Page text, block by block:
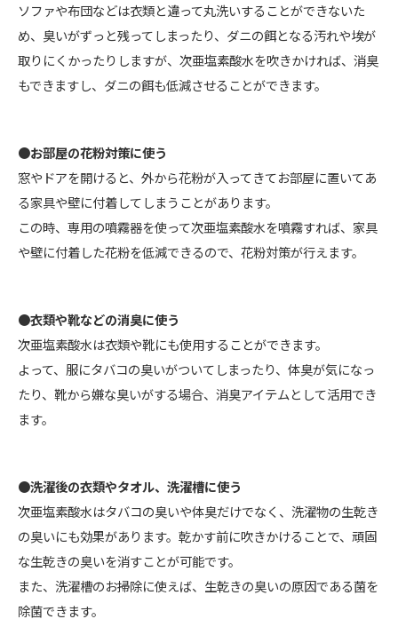
ソファや布団などは衣類と違って丸洗いすることができないた
め、臭いがずっと残ってしまったり、ダニの餌となる汚れや埃が
取りにくかったりしますが、次亜塩素酸水を吹きかければ、消臭
もできますし、ダニの餌も低減させることができます。
●お部屋の花粉対策に使う
窓やドアを開けると、外から花粉が入ってきてお部屋に置いてあ
る家具や壁に付着してしまうことがあります。
この時、専用の噴霧器を使って次亜塩素酸水を噴霧すれば、家具
や壁に付着した花粉を低減できるので、花粉対策が行えます。
●衣類や靴などの消臭に使う
次亜塩素酸水は衣類や靴にも使用することができます。
よって、服にタバコの臭いがついてしまったり、体臭が気になっ
たり、靴から嫌な臭いがする場合、消臭アイテムとして活用でき
ます。
●洗濯後の衣類やタオル、洗濯槽に使う
次亜塩素酸水はタバコの臭いや体臭だけでなく、洗濯物の生乾き
の臭いにも効果があります。乾かす前に吹きかけることで、頑固
な生乾きの臭いを消すことが可能です。
また、洗濯槽のお掃除に使えば、生乾きの臭いの原因である菌を
除菌できます。